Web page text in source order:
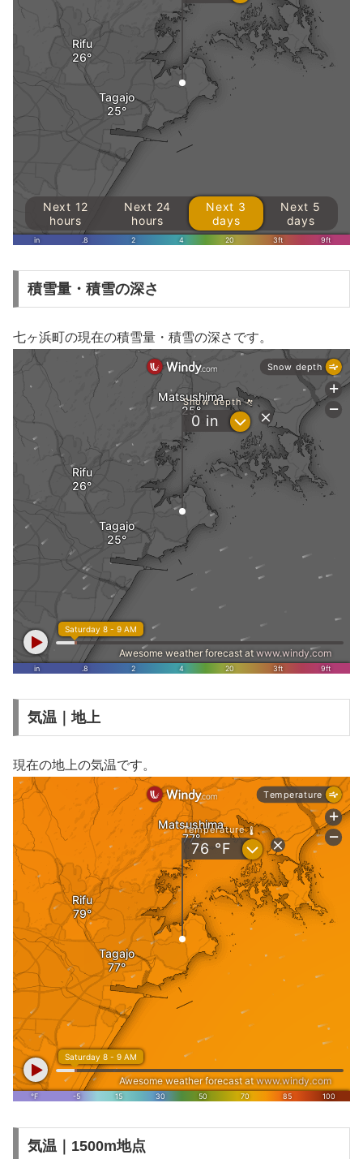
積雪量・積雪の深さ
七ヶ浜町の現在の積雪量・積雪の深さです。
気温｜地上
現在の地上の気温です。
気温｜1500m地点